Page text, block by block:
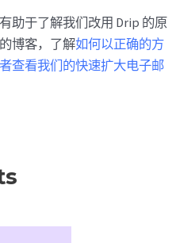
助于了解我们改用 Drip 的原
博客，了解如何以正确的方
查看我们的快速扩大电子邮